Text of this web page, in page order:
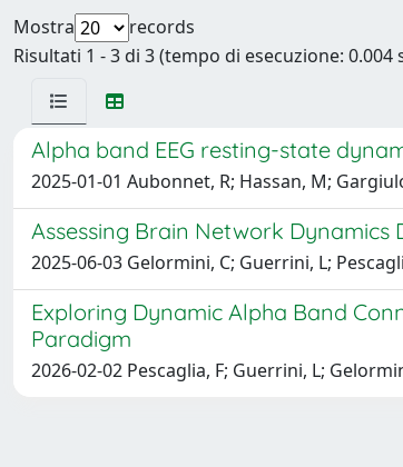
Mostra
records
Risultati 1 - 3 di 3 (tempo di esecuzione: 0.004
Alpha band EEG resting-state
2025-01-01 Aubonnet, R; Hassan, M;
Assessing Brain Network Dynamics
2025-06-03 Gelormini, C; Guerrini, L;
Exploring Dynamic Alpha Band
Paradigm
2026-02-02 Pescaglia, F; Guerrini, L;